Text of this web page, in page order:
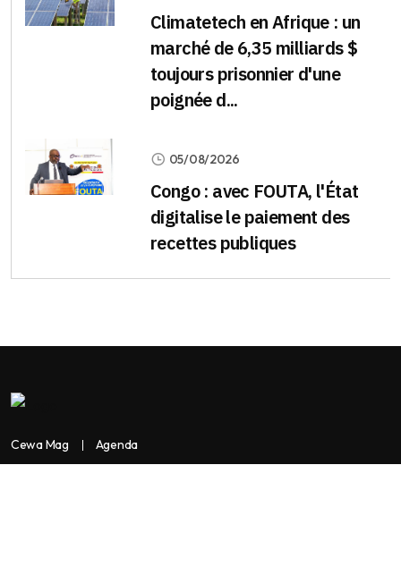
Climatetech en Afrique : un
marché de 6,35 milliards $
toujours prisonnier d'une
poignée d...
05/08/2026
Congo : avec FOUTA, l'État
digitalise le paiement des
recettes publiques
Cewa Mag Agenda